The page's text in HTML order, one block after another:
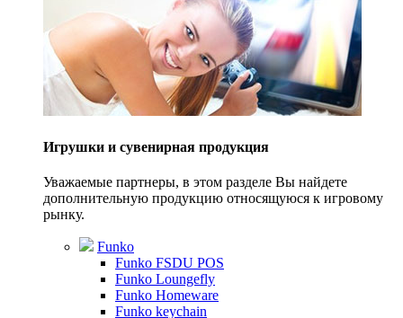
Игрушки и сувенирная продукция
Уважаемые партнеры, в этом разделе Вы найдете
дополнительную продукцию относящуюся к игровому
рынку.
Funko
Funko FSDU POS
Funko Loungefly
Funko Homeware
Funko keychain